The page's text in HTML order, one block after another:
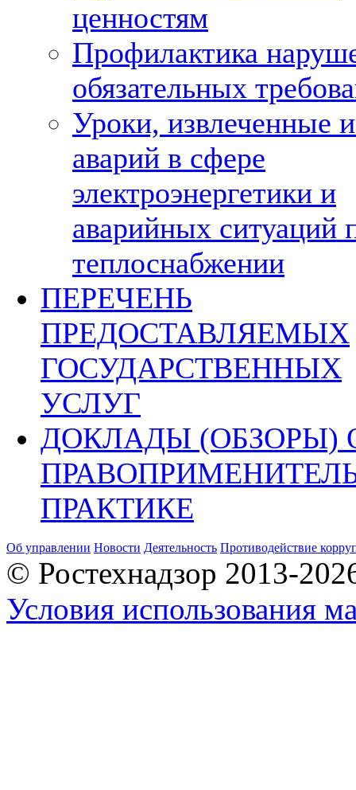
ценностям
Профилактика
обязательных
Уроки, извлеченные
аварий в сфере
электроэнергетики и
аварийных ситуаций
теплоснабжении
ПЕРЕЧЕНЬ
ПРЕДОСТАВЛЯЕМЫХ
ГОСУДАРСТВЕННЫХ
УСЛУГ
ДОКЛАДЫ (ОБЗОРЫ)
ПРАКТИКЕ
Об управлении Новости Деятельность Противодействие
© Ростехнадзор 2013-
Условия использования